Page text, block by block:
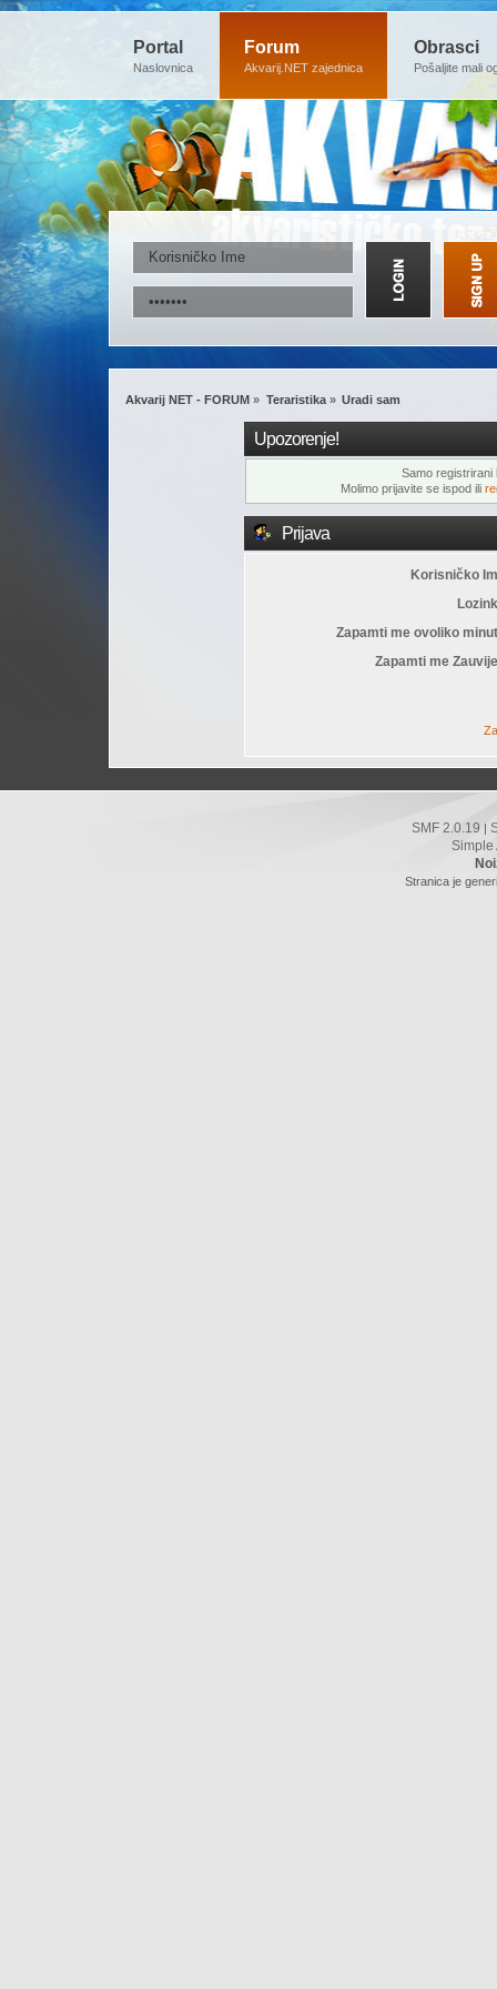
Portal
Naslovnica
Forum
Akvarij.NET zajednica
Obrasci
Pošaljite mali
Akvarij NET - FORUM » Teraristika» Uradi sam
Upozorenje!
Samo registrirani
Molimo prijavite se ispod ili
Prijava
Korisničko
Zapamti me ovoliko
Zapamti me
SMF 2.0.19
Simple
Stranica je